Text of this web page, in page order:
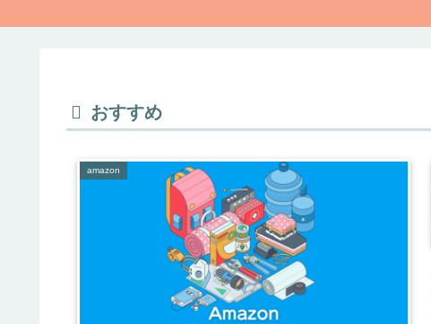
おすすめ
amazon